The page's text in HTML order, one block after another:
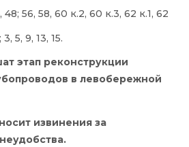
56, 58, 60 к.2, 60 к.3, 62 к.1, 62
5, 9, 13, 15.
этап реконструкции
в левобережной
извинения за